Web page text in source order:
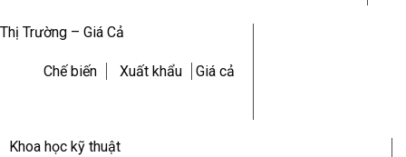
Thị Trường – Giá Cả
Chế biến Xuất khẩu Giá cả
Khoa học kỹ thuật